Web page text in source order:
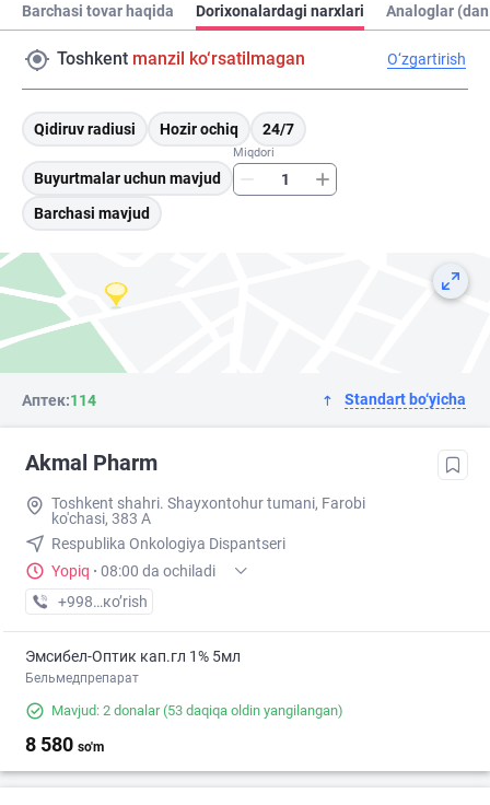
Barchasi tovar haqida Dorixonalardagi narxlari Analoglar
Toshkent manzil ko‘rsatilmagan O‘zgartirish
Qidiruv radiusi Hozir ochiq 24/7
Buyurtmalar uchun mavjud
Miqdori
Barchasi mavjud
Аптек:114 Standart bo‘yicha
Akmal Pharm
Toshkent shahri. Shayxontohur tumani, Farobi
ko'chasi, 383 A
Respublika Onkologiya Dispantseri
Yopiq · 08:00 da ochiladi
+998 (99) XXX-XX-XX
кo’rish
Эмсибел-Оптик кап.гл 1% 5мл
Бельмедпрепарат
Mavjud: 2 donalar(53 daqiqa oldin yangilangan)
8 580 so'm